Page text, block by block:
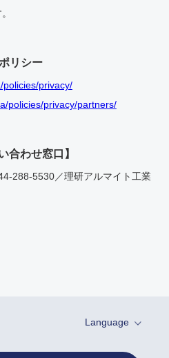
リシー
policies/privacy/
policies/privacy/partners/
合わせ窓口】
288-5530／理研アルマイト工業
Language